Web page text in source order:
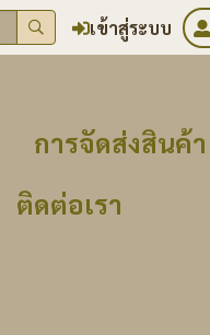
เข้าสู่ระบบ
การจัดส่งสินค้า
ติดต่อเรา